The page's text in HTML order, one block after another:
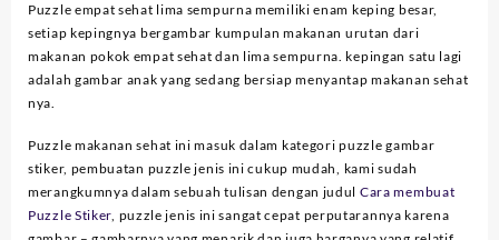
Puzzle empat sehat lima sempurna memiliki enam keping besar,
setiap kepingnya bergambar kumpulan makanan urutan dari
makanan pokok empat sehat dan lima sempurna. kepingan satu lagi
adalah gambar anak yang sedang bersiap menyantap makanan sehat
nya.
Puzzle makanan sehat ini masuk dalam kategori puzzle gambar
stiker, pembuatan puzzle jenis ini cukup mudah, kami sudah
merangkumnya dalam sebuah tulisan dengan judul Cara membuat
Puzzle Stiker, puzzle jenis ini sangat cepat perputarannya karena